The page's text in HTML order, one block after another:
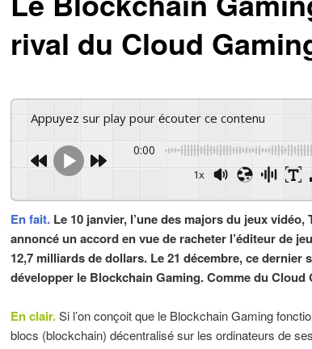
rival du Cloud
Appuyez sur play pour écouter ce contenu
0:00
1x
En fait.Le 10 janvier, l’une des majors du jeux vidéo,
annoncé un accord en vue de racheter l’éditeur de
12,7 milliards de dollars. Le 21 décembre, ce dernier
développer le Blockchain Gaming. Comme du Cloud
En clair.Si l’on conçoit que le Blockchain Gaming
blocs (blockchain) décentralisé sur les ordinateurs de